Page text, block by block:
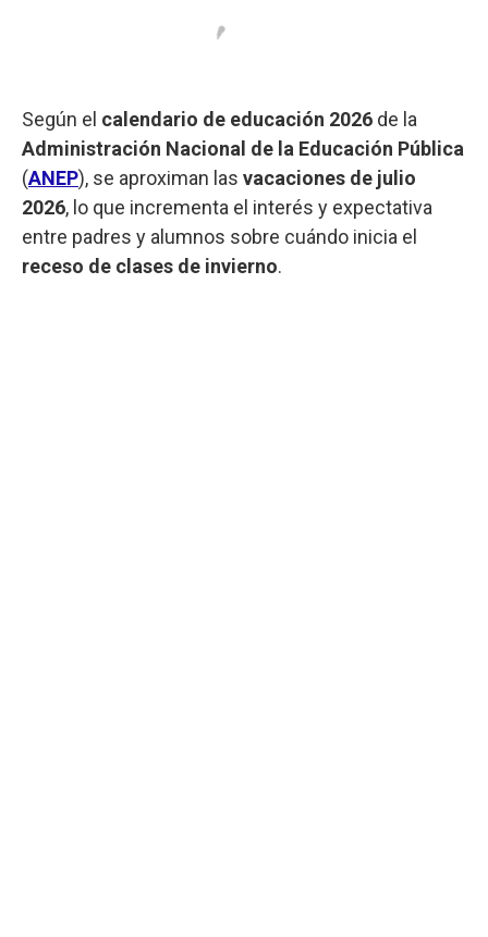
Según el calendario de educación 2026 de la
Administración Nacional de la Educación Pública
(ANEP), se aproximan las vacaciones de julio
2026, lo que incrementa el interés y expectativa
entre padres y alumnos sobre cuándo inicia el
receso de clases de invierno.